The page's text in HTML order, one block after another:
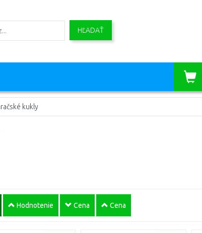
HĽADAŤ
kukly
Hodnotenie Cena Cena